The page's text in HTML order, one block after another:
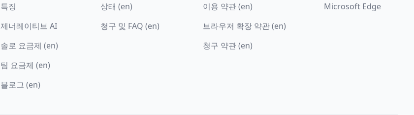
특징
제너레이티브 AI
솔로 요금제 (en)
팀 요금제 (en)
블로그 (en)
상태 (en)
청구 및 FAQ (en)
이용 약관 (en)
브라우저 확장 약관 (en)
청구 약관 (en)
Microsoft Edge